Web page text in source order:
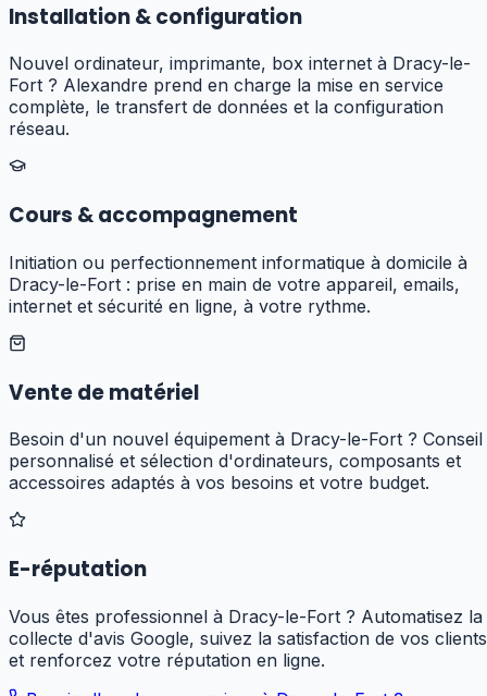
Installation & configuration
Nouvel ordinateur, imprimante, box internet à Dracy-le-
Fort ? Alexandre prend en charge la mise en service
complète, le transfert de données et la configuration
réseau.
Cours & accompagnement
Initiation ou perfectionnement informatique à domicile à
Dracy-le-Fort : prise en main de votre appareil, emails,
internet et sécurité en ligne, à votre rythme.
Vente de matériel
Besoin d'un nouvel équipement à Dracy-le-Fort ? Conseil
personnalisé et sélection d'ordinateurs, composants et
accessoires adaptés à vos besoins et votre budget.
E-réputation
Vous êtes professionnel à Dracy-le-Fort ? Automatisez la
collecte d'avis Google, suivez la satisfaction de vos clients
et renforcez votre réputation en ligne.